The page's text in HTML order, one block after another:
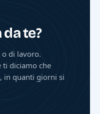
te?
o di lavoro.
ti diciamo che
in quanti giorni si